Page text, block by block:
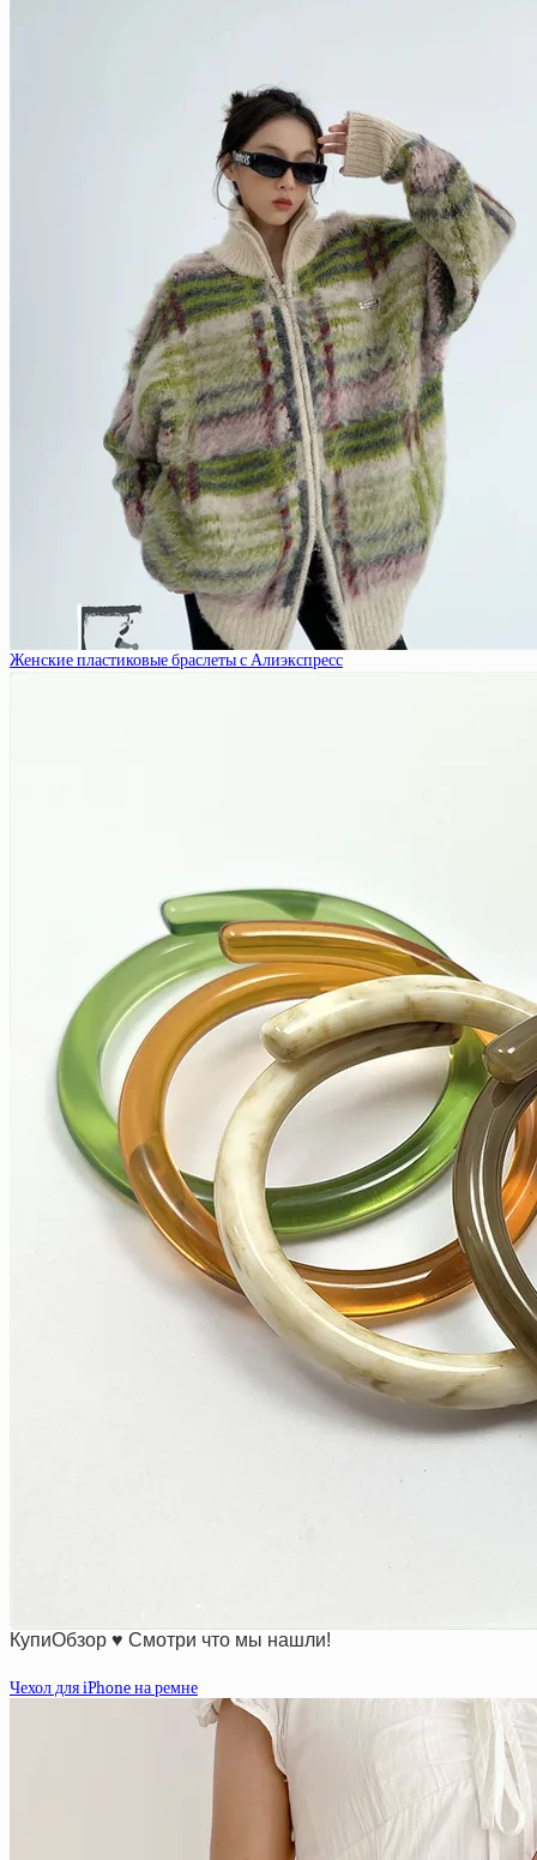
Женские пластиковые браслеты с Алиэкспресс
КупиОбзор ♥ Смотри что мы нашли!
Чехол для iPhone на ремне